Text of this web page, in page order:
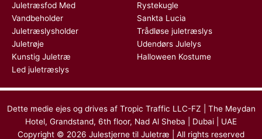
Juletræsfod Med
Vandbeholder
Juletræslysholder
Juletrøje
Kunstig Juletræ
Led juletræslys
Rystekugle
Sankta Lucia
Trådløse juletræslys
Udendørs Julelys
Halloween Kostume
Dette medie ejes og drives af Tropic Traffic LLC-FZ | The Meydan
Hotel, Grandstand, 6th floor, Nad Al Sheba | Dubai | UAE
Copyright © 2026 Julestjerne til Juletræ | All rights reserved